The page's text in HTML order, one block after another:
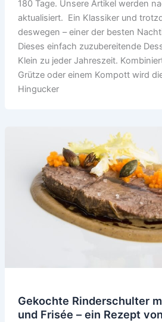
180 Tage. Unsere Artikel werden
aktualisiert. Ein Klassiker und
deswegen – einer der besten
Dieses einfach zuzubereitende
Klein zu jeder Jahreszeit.
Grütze oder einem Kompott wird
Hingucker
Gekochte Rinderschulter
und Frisée – ein Rezept